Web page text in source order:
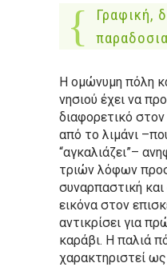
Γραφική,
Η ομώνυμη πόλη
νησιού έχει να
διαφορετικό
από το λιμάνι
“αγκαλιάζει”–
τριών λόφων
συναρπαστική
εικόνα στον
αντικρίσει για
καράβι. Η παλιά
χαρακτηριστεί